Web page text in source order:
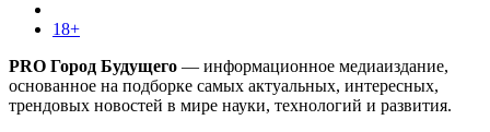
18+
PRO Город Будущего — информационное медиаиздание,
основанное на подборке самых актуальных, интересных,
трендовых новостей в мире науки, технологий и развития.